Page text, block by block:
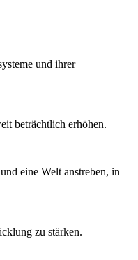
und ihrer
beträchtlich erhöhen.
eine Welt anstreben, in
zu stärken.